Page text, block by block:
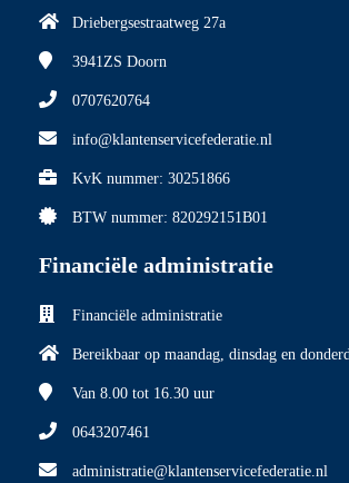
Driebergsestraatweg 27a
3941ZS Doorn
0707620764
info@klantenservicefederatie.nl
KvK nummer: 30251866
BTW nummer: 820292151B01
Financiële administratie
Financiële administratie
Bereikbaar op maandag, dinsdag en
Van 8.00 tot 16.30 uur
0643207461
administratie@klantenservicefederatie.nl